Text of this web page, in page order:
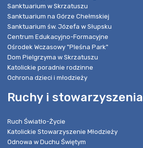
Sanktuarium w Skrzatuszu
Sanktuarium na Górze Chełmskiej
Sanktuarium św. Józefa w Słupsku
Centrum Edukacyjno-Formacyjne
Ośrodek Wczasowy "Pleśna Park"
Dom Pielgrzyma w Skrzatuszu
Katolickie poradnie rodzinne
Ochrona dzieci i młodzieży
Ruchy i stowarzyszenia
Ruch Światło-Życie
Katolickie Stowarzyszenie Młodzieży
Odnowa w Duchu Świętym